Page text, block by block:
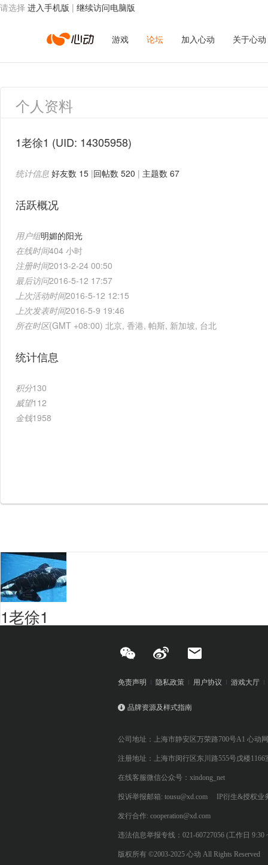
请选择 进入手机版 | 继续访问电脑版
心
动
络
游戏 论坛 加入心动 关于心动
个人资料
1老徐1 (UID: 14305958)
统计信息 好友数 15 |回帖数 520 | 主题数 67
活跃概况
用户组明媚的阳光
在线时间404 小时
注册时间2013-2-24 00:50
最后访问2016-5-12 17:57
上次活动时间2016-5-12 12:15
上次发表时间2016-5-9 19:46
所在时区(GMT +08:00) 北京, 香港, 帕斯, 新加坡, 台北
统计信息
积分130
威望112
金钱1958
1老徐1
免责声明 隐私政策 用户协议 游戏大厅
品牌资源及样式指南
公司地址：上海市静安区万荣路700号A1 心动
注册地址：上海市闵行区东川路555号戊楼1166
在线客服微信公众号：xindong_net
投诉举报邮箱: tousu@xd.com IP衍生&授权业
发行合作: cooperation@xd.com
违法信息举报专线：021-60727056 (工作日 9:30
版权所有 ©2003-2025 心动 All Rights Reserved